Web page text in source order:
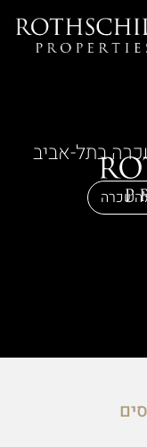
בתל-אביב